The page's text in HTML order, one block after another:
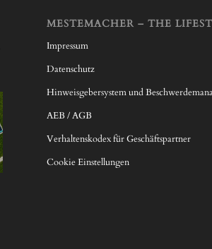
MESTEMACHER – THE
Impressum
Datenschutz
Hinweisgebersystem und
AEB / AGB
Verhaltenskodex für Geschäftspartner
Cookie Einstellungen